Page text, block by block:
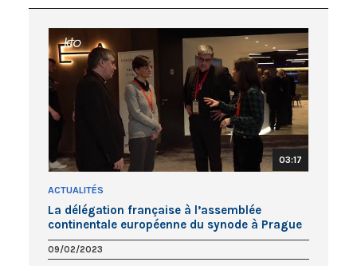
03:17
ACTUALITÉS
La délégation française à l’assemblée
continentale européenne du synode à Prague
09/02/2023